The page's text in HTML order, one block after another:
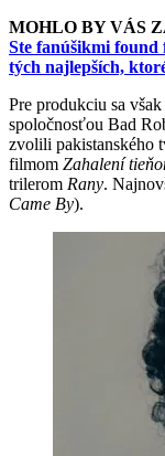
MOHLO BY VÁS
Ste fanúšikmi found
tých najlepších,
Pre produkciu sa
spoločnosťou Bad
zvolili pakistanského
filmom Zahalení
trilerom Rany.
Came By).